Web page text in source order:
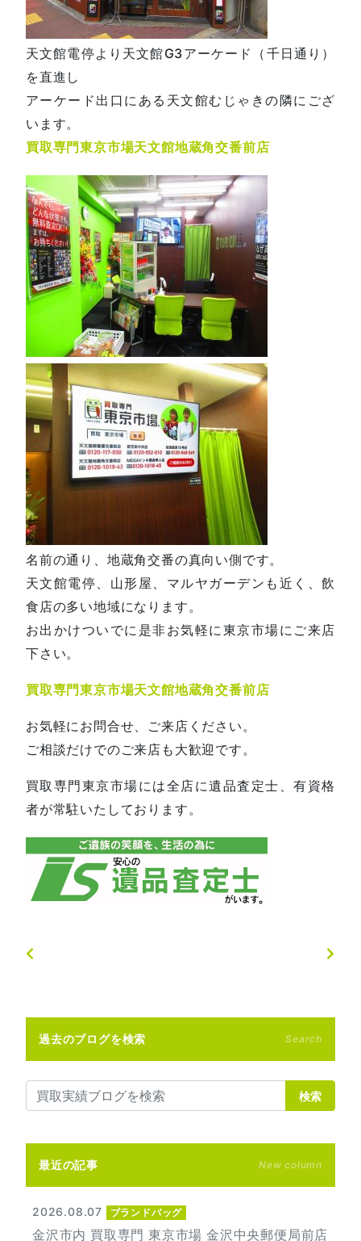
天文館電停より天文館G3アーケード（千日通り）
を直進し
アーケード出口にある天文館むじゃきの隣にござ
います。
買取専門東京市場天文館地蔵角交番前店
名前の通り、地蔵角交番の真向い側です。
天文館電停、山形屋、マルヤガーデンも近く、飲
食店の多い地域になります。
お出かけついでに是非お気軽に東京市場にご来店
下さい。
買取専門東京市場天文館地蔵角交番前店
お気軽にお問合せ、ご来店ください。
ご相談だけでのご来店も大歓迎です。
買取専門東京市場には全店に遺品査定士、有資格
者が常駐いたしております。
過去のブログを検索 Search
検索
最近の記事 New column
2026.08.07 ブランドバッグ
金沢市内 買取専門 東京市場 金沢中央郵便局前店